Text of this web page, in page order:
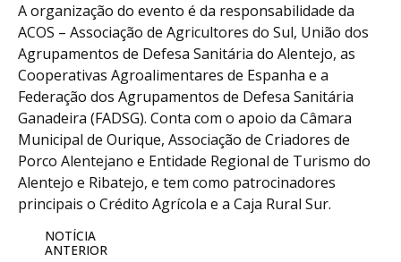
A organização do evento é da responsabilidade da
ACOS – Associação de Agricultores do Sul, União dos
Agrupamentos de Defesa Sanitária do Alentejo, as
Cooperativas Agroalimentares de Espanha e a
Federação dos Agrupamentos de Defesa Sanitária
Ganadeira (FADSG). Conta com o apoio da Câmara
Municipal de Ourique, Associação de Criadores de
Porco Alentejano e Entidade Regional de Turismo do
Alentejo e Ribatejo, e tem como patrocinadores
principais o Crédito Agrícola e a Caja Rural Sur.
NOTÍCIA
ANTERIOR